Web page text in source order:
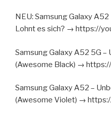
NEU: Samsung Galaxy
Lohnt es sich? → https://
Samsung Galaxy A52 5G –
(Awesome Black) →
Samsung Galaxy A52 –
(Awesome Violet) →